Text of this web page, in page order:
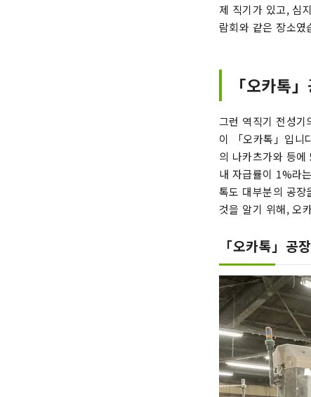
제 직기가 ​​있고, 심
람회와 같은 장소였
「오카톡
그런 역직기 전성기
이 「오카톡」입니
의 나카츠가와 등
내 자급률이 1%라
톡도 대부분의 공
것을 알기 위해, 오
「오카톡」공